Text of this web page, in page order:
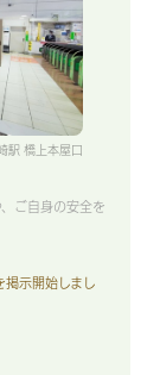
駅 橋上本屋口
ご自身の安全を
掲示開始しまし